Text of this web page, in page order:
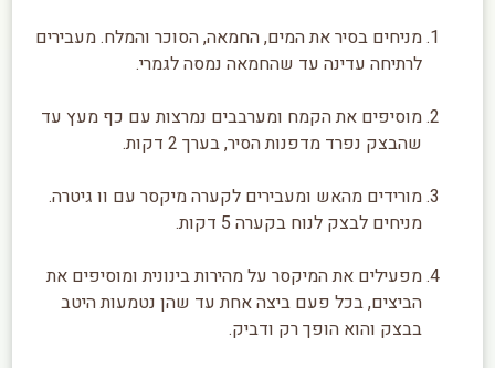
מניחים בסיר את המים, החמאה, הסוכר והמלח. מעבירים
לרתיחה עדינה עד שהחמאה נמסה לגמרי.
מוסיפים את הקמח ומערבבים נמרצות עם כף מעץ עד
שהבצק נפרד מדפנות הסיר, בערך 2 דקות.
מורידים מהאש ומעבירים לקערה מיקסר עם וו גיטרה.
מניחים לבצק לנוח בקערה 5 דקות.
מפעילים את המיקסר על מהירות בינונית ומוסיפים את
הביצים, בכל פעם ביצה אחת עד שהן נטמעות היטב
בבצק והוא הופך רק ודביק.